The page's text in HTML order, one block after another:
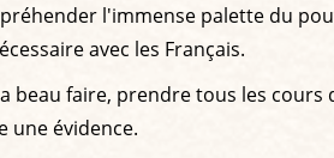
l'immense palette du
avec les Français.
beau faire, prendre tous les
une évidence.